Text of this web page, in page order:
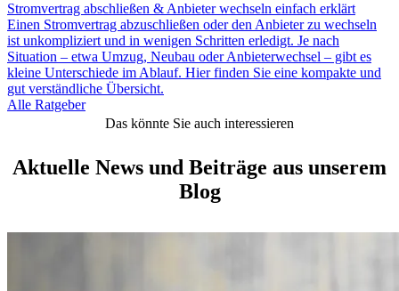
Stromvertrag abschließen & Anbieter wechseln einfach erklärt
Einen Stromvertrag abzuschließen oder den Anbieter zu wechseln
ist unkompliziert und in wenigen Schritten erledigt. Je nach
Situation – etwa Umzug, Neubau oder Anbieterwechsel – gibt es
kleine Unterschiede im Ablauf. Hier finden Sie eine kompakte und
gut verständliche Übersicht.
Alle Ratgeber
Das könnte Sie auch interessieren
Aktuelle News und Beiträge aus unserem
Blog